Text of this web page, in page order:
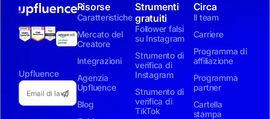
Upfluence
Risorse
Caratteristiche
Mercato del
Creatore
Integrazioni
Agenzia
Upfluence
Blog
Strumenti
gratuiti
Follower falsi
su Instagram
Strumento di
verifica di
Instagram
Strumento di
verifica di
TikTok
Circa
Il team
Carriere
Programma di
affiliazione
Programma
partner
Cartella
stampa